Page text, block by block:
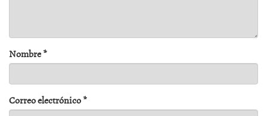
Nombre*
Correo electrónico*